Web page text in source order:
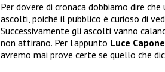
Per dovere di cronaca dobbiamo dire
ascolti, poiché il pubblico è curioso di
Successivamente gli ascolti vanno
non attirano. Per l’appunto Luce
avremo mai prove certe se quello che